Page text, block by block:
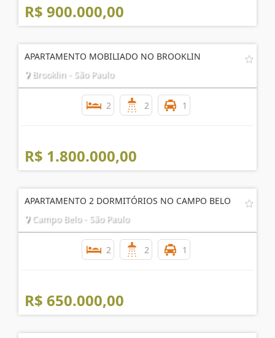
R$ 900.000,00
APARTAMENTO MOBILIADO NO BROOKLIN
Brooklin - São Paulo
2 2 1
R$ 1.800.000,00
APARTAMENTO 2 DORMITÓRIOS NO CAMPO BELO
Campo Belo - São Paulo
2 2 1
R$ 650.000,00